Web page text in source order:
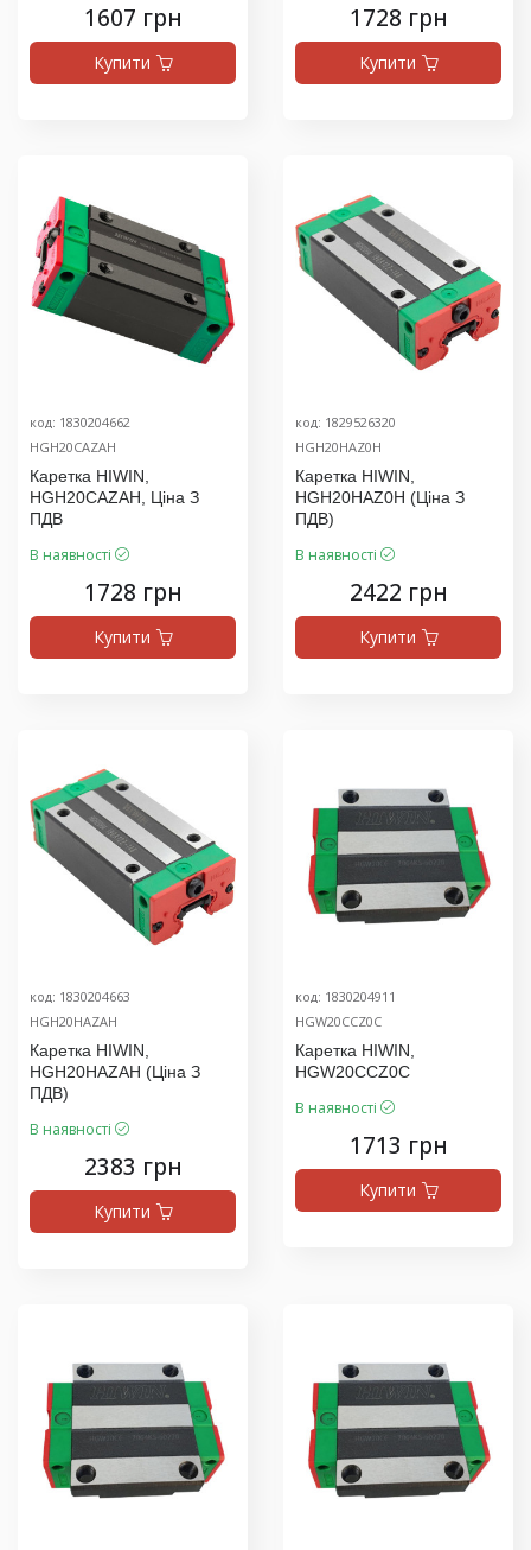
1607 грн
Купити
1728 грн
Купити
код: 1830204662
HGH20CAZAH
Каретка HIWIN,
HGH20CAZAH, Ціна З
ПДВ
В наявності
1728 грн
Купити
код: 1829526320
HGH20HAZ0H
Каретка HIWIN,
HGH20HAZ0H (ціна З
ПДВ)
В наявності
2422 грн
Купити
код: 1830204663
HGH20HAZAH
Каретка HIWIN,
HGH20HAZAH (ціна З
ПДВ)
В наявності
2383 грн
Купити
код: 1830204911
HGW20CCZ0C
Каретка HIWIN,
HGW20CCZ0C
В наявності
1713 грн
Купити